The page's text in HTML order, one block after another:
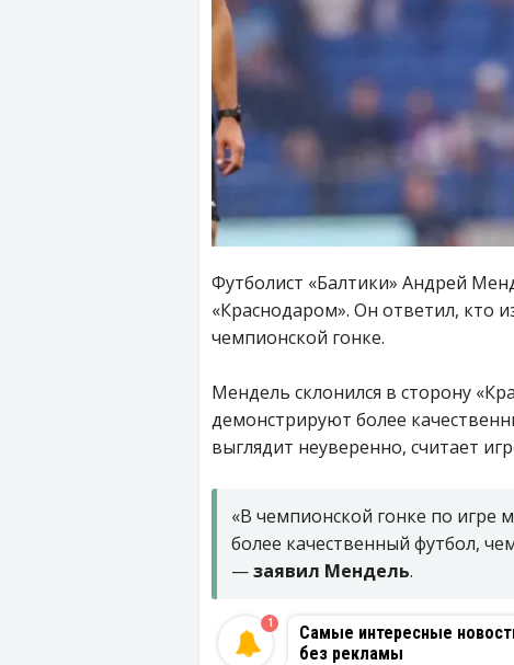
Футболист «Балтики» Андрей
«Краснодаром». Он ответил, кто
чемпионской гонке.
Мендель склонился в сторону
демонстрируют более
выглядит неуверенно, считает
«В чемпионской гонке по игре
более качественный футбол,
—заявил Мендель.
Самые интересные
без рекламы
1